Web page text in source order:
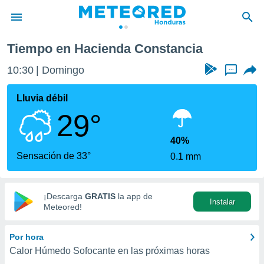
de
ha sido
para
que se
calidad.
a este
las
y
digital
basada
Tiempo en Hacienda Constancia
10:30 Domingo ...
Lluvia débil
29°
Sensación de 33°
40%
0.1 mm
¡Descarga GRATIS la app de
Meteored!
Instalar
Por hora
Calor Húmedo Sofocante en las próximas horas